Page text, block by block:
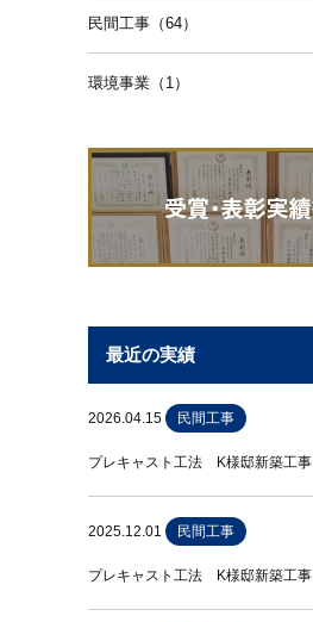
民間工事（64）
環境事業（1）
最近の実績
2026.04.15 民間工事
プレキャスト工法 K様邸新築工事
2025.12.01 民間工事
プレキャスト工法 K様邸新築工事